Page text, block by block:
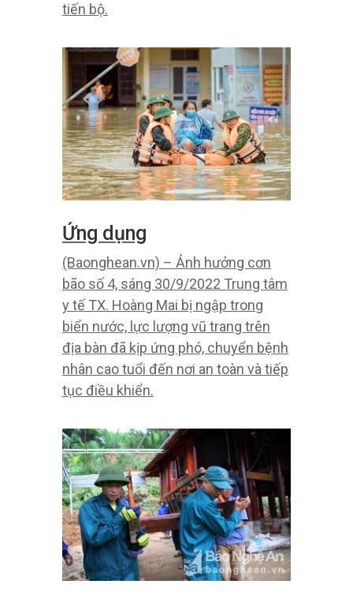
tiến bộ.
Ứng dụng
(Baonghean.vn) – Ảnh hưởng cơn
bão số 4, sáng 30/9/2022 Trung tâm
y tế TX. Hoàng Mai bị ngập trong
biển nước, lực lượng vũ trang trên
địa bàn đã kịp ứng phó, chuyển bệnh
nhân cao tuổi đến nơi an toàn và tiếp
tục điều khiển.